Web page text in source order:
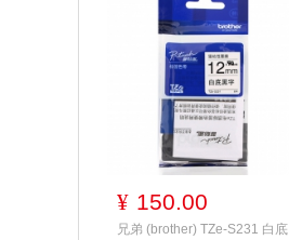
¥ 150.00
兄弟 (brother) TZe-S231 白底